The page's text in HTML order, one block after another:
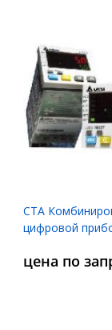
CTA
цифровой
цена по